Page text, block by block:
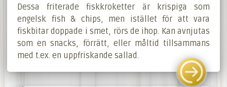
Dessa friterade fiskkroketter är krispiga som
engelsk fish & chips, men istället för att vara
fiskbitar doppade i smet, rörs de ihop. Kan avnjutas
som en snacks, förrätt, eller måltid tillsammans
med t.ex. en uppfriskande sallad.